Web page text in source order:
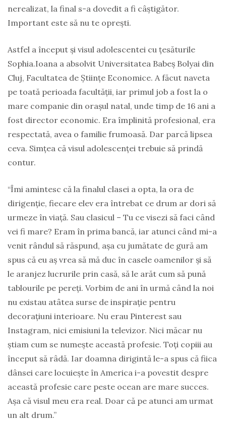
nerealizat, la final s-a dovedit a fi câștigător.
Important este să nu te oprești.
Astfel a început și visul adolescentei cu țesăturile
Sophia.Ioana a absolvit Universitatea Babeș Bolyai din
Cluj, Facultatea de Științe Economice. A făcut naveta
pe toată perioada facultății, iar primul job a fost la o
mare companie din orașul natal, unde timp de 16 ani a
fost director economic. Era împlinită profesional, era
respectată, avea o familie frumoasă. Dar parcă lipsea
ceva. Simțea că visul adolescenței trebuie să prindă
contur.
“Îmi amintesc că la finalul clasei a opta, la ora de
dirigenție, fiecare elev era întrebat ce drum ar dori să
urmeze în viață. Sau clasicul – Tu ce visezi să faci când
vei fi mare? Eram în prima bancă, iar atunci când mi-a
venit rândul să răspund, așa cu jumătate de gură am
spus că eu aș vrea să mă duc în casele oamenilor și să
le aranjez lucrurile prin casă, să le arăt cum să pună
tablourile pe pereți. Vorbim de ani în urmă când la noi
nu existau atâtea surse de inspirație pentru
decorațiuni interioare. Nu erau Pinterest sau
Instagram, nici emisiuni la televizor. Nici măcar nu
știam cum se numește această profesie. Toți copiii au
început să râdă. Iar doamna dirigintă le-a spus că fiica
dânsei care locuiește în America i-a povestit despre
această profesie care peste ocean are mare succes.
Așa că visul meu era real. Doar că pe atunci am urmat
un alt drum.”